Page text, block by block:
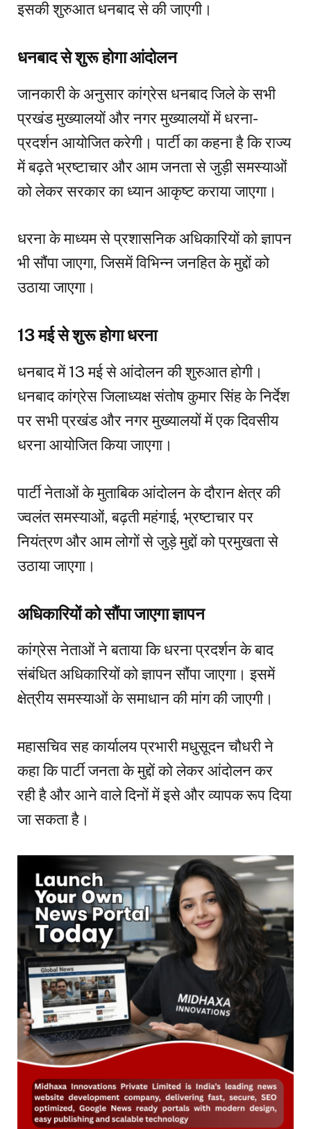
इसकी शुरुआत धनबाद से की जाएगी।
धनबाद से शुरू होगा आंदोलन
जानकारी के अनुसार कांग्रेस धनबाद जिले के सभी
प्रखंड मुख्यालयों और नगर मुख्यालयों में धरना-
प्रदर्शन आयोजित करेगी। पार्टी का कहना है कि राज्य
में बढ़ते भ्रष्टाचार और आम जनता से जुड़ी समस्याओं
को लेकर सरकार का ध्यान आकृष्ट कराया जाएगा।
धरना के माध्यम से प्रशासनिक अधिकारियों को ज्ञापन
भी सौंपा जाएगा, जिसमें विभिन्न जनहित के मुद्दों को
उठाया जाएगा।
13 मई से शुरू होगा धरना
धनबाद में 13 मई से आंदोलन की शुरुआत होगी।
धनबाद कांग्रेस जिलाध्यक्ष संतोष कुमार सिंह के निर्देश
पर सभी प्रखंड और नगर मुख्यालयों में एक दिवसीय
धरना आयोजित किया जाएगा।
पार्टी नेताओं के मुताबिक आंदोलन के दौरान क्षेत्र की
ज्वलंत समस्याओं, बढ़ती महंगाई, भ्रष्टाचार पर
नियंत्रण और आम लोगों से जुड़े मुद्दों को प्रमुखता से
उठाया जाएगा।
अधिकारियों को सौंपा जाएगा ज्ञापन
कांग्रेस नेताओं ने बताया कि धरना प्रदर्शन के बाद
संबंधित अधिकारियों को ज्ञापन सौंपा जाएगा। इसमें
क्षेत्रीय समस्याओं के समाधान की मांग की जाएगी।
महासचिव सह कार्यालय प्रभारी मधुसूदन चौधरी ने
कहा कि पार्टी जनता के मुद्दों को लेकर आंदोलन कर
रही है और आने वाले दिनों में इसे और व्यापक रूप दिया
जा सकता है।